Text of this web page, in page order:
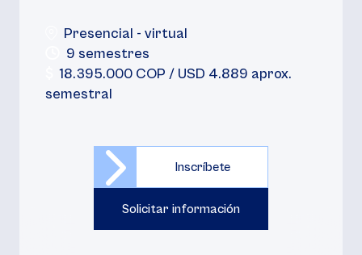
9 semestres
Presencial - virtual
18.395.000 COP / USD 4.889 aprox.
semestral
Inscríbete
Solicitar información